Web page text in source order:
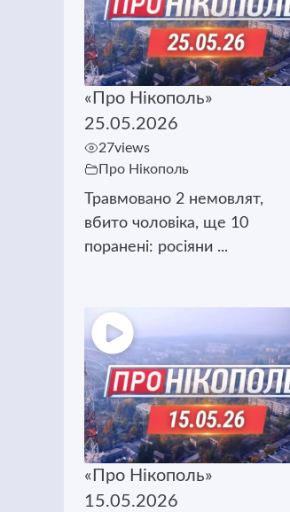
«Про Нікополь»
25.05.2026
27views
Про Нікополь
Травмовано 2 немовлят,
вбито чоловіка, ще 10
поранені: росіяни ...
«Про Нікополь»
15.05.2026